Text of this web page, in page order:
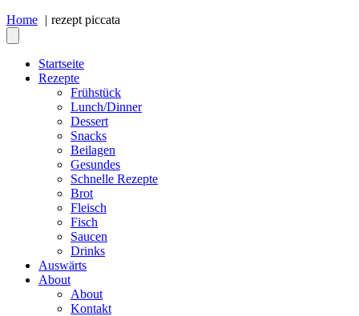
Home
rezept piccata
Startseite
Rezepte
Frühstück
Lunch/Dinner
Dessert
Snacks
Beilagen
Gesundes
Schnelle Rezepte
Brot
Fleisch
Fisch
Saucen
Drinks
Auswärts
About
About
Kontakt